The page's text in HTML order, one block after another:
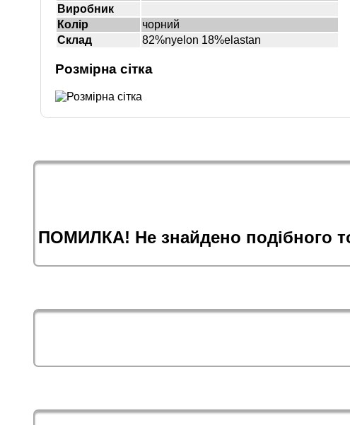
Виробник
Колір
чорний
Склад
82%nyelon 18%elastan
Розмірна сітка
ПОМИЛКА! Не знайдено подібного